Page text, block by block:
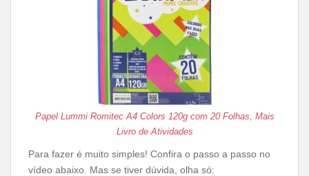
Papel Lummi Romitec A4 Colors 120g com 20 Folhas, Mais
Livro de Atividades
Para fazer é muito simples! Confira o passo a passo no
vídeo abaixo. Mas se tiver dúvida, olha só: